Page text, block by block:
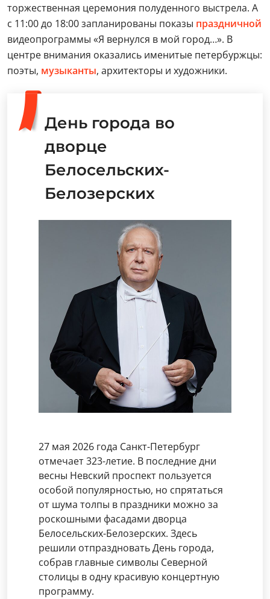
торжественная церемония полуденного выстрела. А
с 11:00 до 18:00 запланированы показы праздничной
видеопрограммы «Я вернулся в мой город…». В
центре внимания оказались именитые петербуржцы:
поэты, музыканты, архитекторы и художники.
День города во
дворце
Белосельских-
Белозерских
27 мая 2026 года Санкт-Петербург
отмечает 323-летие. В последние дни
весны Невский проспект пользуется
особой популярностью, но спрятаться
от шума толпы в праздники можно за
роскошными фасадами дворца
Белосельских-Белозерских. Здесь
решили отпраздновать День города,
собрав главные символы Северной
столицы в одну красивую концертную
программу.